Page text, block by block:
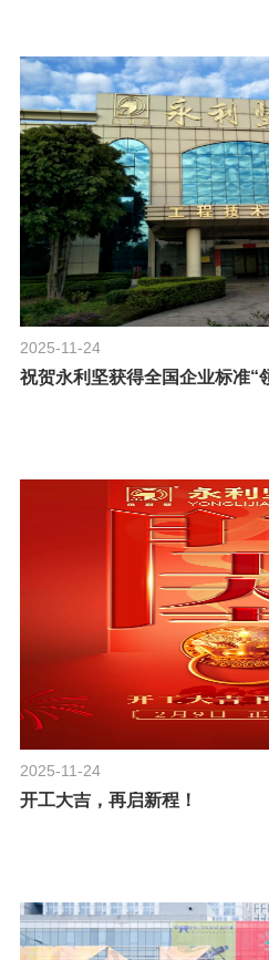
2025-11-24
祝贺永利坚获得全国企业标准“
2025-11-24
开工大吉，再启新程！